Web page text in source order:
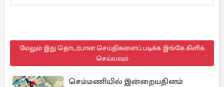
மேலும் இது தொடர்பான செய்திகளைப் படிக்க இங்கே கிளிக்
செய்யவும்
செம்மணியில் இன்றையதினம்